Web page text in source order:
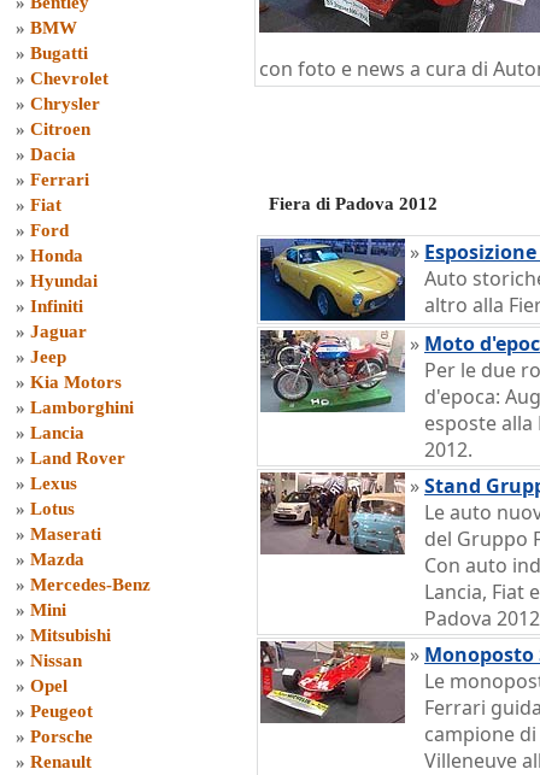
» BMW
» Bugatti
» Chevrolet
» Chrysler
» Citroen
» Dacia
» Ferrari
» Fiat
» Ford
» Honda
» Hyundai
» Infiniti
» Jaguar
» Jeep
» Kia Motors
» Lamborghini
» Lancia
» Land Rover
» Lexus
» Lotus
» Maserati
» Mazda
» Mercedes-Benz
» Mini
» Mitsubishi
» Nissan
» Opel
» Peugeot
» Porsche
» Renault
con foto e news a cura di
Fiera di Padova 2012
»
Auto
altro alla
» Moto
Per le due
d'epoca:
esposte alla
2012.
»Stand
Le auto
del Gruppo
Con auto
Lancia, Fiat
Padova
» Monoposto
Le
Ferrari
campione
Villeneuve